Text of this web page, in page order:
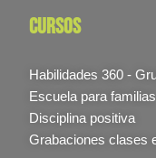
cursos
Habilidades 360 -
Escuela para familias
Disciplina positiva
Grabaciones clases